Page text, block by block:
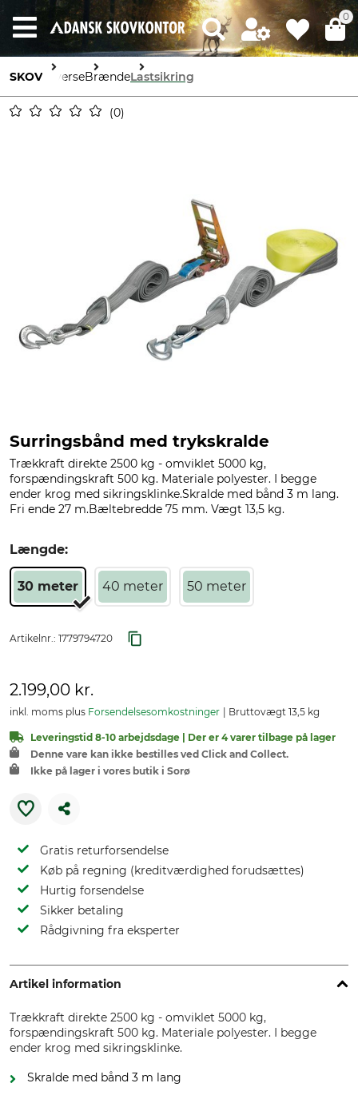
0
SKOV DiverseBrændeLastsikring
0
Surringsbånd med trykskralde
Trækkraft direkte 2500 kg - omviklet 5000 kg,
forspændingskraft 500 kg. Materiale polyester. I begge
ender krog med sikringsklinke.Skralde med bånd 3 m lang.
Fri ende 27 m.Bæltebredde 75 mm. Vægt 13,5 kg.
Længde:
30 meter 40 meter 50 meter
Artikelnr.: 1779794720
2.199,00 kr.
inkl. moms plus Forsendelsesomkostninger Bruttovægt 13,5 kg
Leveringstid 8-10 arbejdsdage | Der er 4 varer tilbage på lager
Denne vare kan ikke bestilles ved Click and Collect.
Ikke på lager i vores butik i Sorø
Gratis returforsendelse
Køb på regning (kreditværdighed forudsættes)
Hurtig forsendelse
Sikker betaling
Rådgivning fra eksperter
Artikel information
Trækkraft direkte 2500 kg - omviklet 5000 kg,
forspændingskraft 500 kg. Materiale polyester. I begge
ender krog med sikringsklinke.
Skralde med bånd 3 m lang